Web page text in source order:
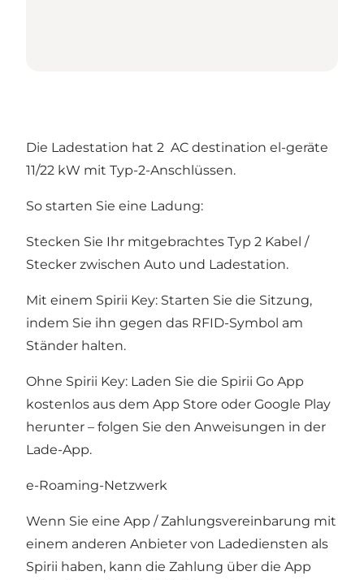
Die Ladestation hat 2 AC destination el-geräte
11/22 kW mit Typ-2-Anschlüssen.
So starten Sie eine Ladung:
Stecken Sie Ihr mitgebrachtes Typ 2 Kabel /
Stecker zwischen Auto und Ladestation.
Mit einem Spirii Key: Starten Sie die Sitzung,
indem Sie ihn gegen das RFID-Symbol am
Ständer halten.
Ohne Spirii Key: Laden Sie die Spirii Go App
kostenlos aus dem App Store oder Google Play
herunter – folgen Sie den Anweisungen in der
Lade-App.
e-Roaming-Netzwerk
Wenn Sie eine App / Zahlungsvereinbarung mit
einem anderen Anbieter von Ladediensten als
Spirii haben, kann die Zahlung über die App